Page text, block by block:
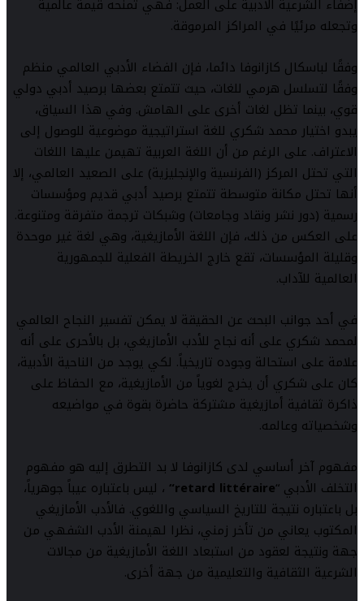
إضفاء الشرعية الأدبية على العمل: فهي تمنحه قيمة عالمية
وتجعله مرئيًا في المراكز المرموقة.
وفقًا لباسكال كازانوفا دائما، فإن الفضاء الأدبي العالمي منظم
وفقًا لتسلسل هرمي للغات، حيث تتمتع بعضها برصيد أدبي دولي
قوي، بينما تظل لغات أخرى على الهامش. وفي هذا السياق،
يبدو اختيار محمد شكري للغة استراتيجية موضوعية للوصول إلى
الاعتراف. على الرغم من أن اللغة العربية تهيمن عليها اللغات
التي تحتل المركز (الفرنسية والإنجليزية) على الصعيد العالمي، إلا
أنها تحتل مكانة متوسطة تتمتع برصيد أدبي قديم ومؤسسات
رسمية (دور نشر ونقاد وجامعات) وشبكات ترجمة متفرقة ومتنوعة.
على العكس من ذلك، فإن اللغة الأمازيغية، وهي لغة غير موحدة
وقليلة المؤسسات، تقع خارج الخريطة الفعلية للجمهورية
العالمية للآداب.
في أحد جوانب البحث عن الحقيقة لا يمكن تفسير النجاح العالمي
لمحمد شكري على أنه نجاح للأدب الأمازيغي، بل بالأحرى على أنه
علامة على استحالة وجوده تاريخياً. لكي يوجد من الناحية الأدبية،
كان على شكري أن يخرج لغوياً من الأمازيغية، مع الحفاظ على
ذاكرة ثقافية أمازيغية مشتركة حاضرة بقوة في مواضيعه
وشخصياته وعالمه.
مفهوم آخر أساسي لدى كازانوفا لا بد التطرق إليه هو مفهوم
التخلف الأدبي “retard littéraire
“ ، ليس باعتباره عيباً جوهرياً،
بل باعتباره نتيجة للتاريخ السياسي واللغوي. فالأدب الأمازيغي
المكتوب يعاني من تأخر زمني، نظرا لهيمنة الأدب الشفهي من
جهة ونتيجة لعقود من استبعاد اللغة الأمازيغية من مجالات
الشرعية الثقافية والتعليمية من جهة أخرى.